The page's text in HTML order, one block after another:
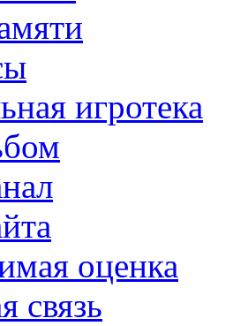
игротека
оценка
связь